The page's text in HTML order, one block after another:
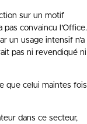
sur un motif
pas convaincu l’Office.
un usage intensif n’a
pas ni revendiqué ni
que celui maintes fois
dans ce secteur,